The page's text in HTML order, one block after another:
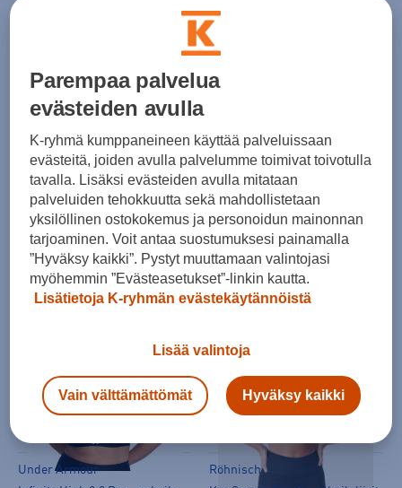
55,00 €
Röhnisch
Kay Sports Bra W - urheiluliivit
(56)
49,90 €
Shock Absorber
(14)
55,00 €
Under Armour
Röhnisch
Parempaa palvelua
evästeiden avulla
K-ryhmä kumppaneineen käyttää palveluissaan
evästeitä, joiden avulla palvelumme toimivat toivotulla
tavalla. Lisäksi evästeiden avulla mitataan
palveluiden tehokkuutta sekä mahdollistetaan
yksilöllinen ostokokemus ja personoidun mainonnan
tarjoaminen. Voit antaa suostumuksesi painamalla
”Hyväksy kaikki”. Pystyt muuttamaan valintojasi
myöhemmin ”Evästeasetukset”-linkin kautta.
Lisätietoja K-ryhmän evästekäytännöistä
Lisää valintoja
Vain välttämättömät Hyväksy kaikki